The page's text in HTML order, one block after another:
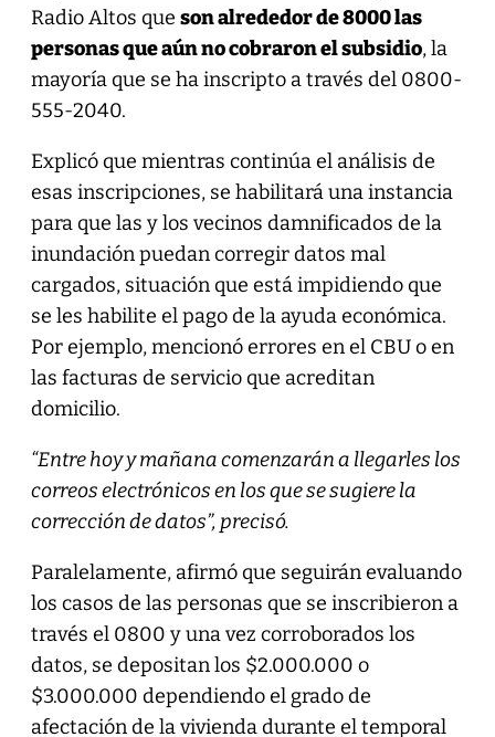
Radio Altos que son alrededor de 8000 las
personas que aún no cobraron el subsidio, la
mayoría que se ha inscripto a través del 0800-
555-2040.
Explicó que mientras continúa el análisis de
esas inscripciones, se habilitará una instancia
para que las y los vecinos damnificados de la
inundación puedan corregir datos mal
cargados, situación que está impidiendo que
se les habilite el pago de la ayuda económica.
Por ejemplo, mencionó errores en el CBU o en
las facturas de servicio que acreditan
domicilio.
“Entre hoy y mañana comenzarán a llegarles los
correos electrónicos en los que se sugiere la
corrección de datos”, precisó.
Paralelamente, afirmó que seguirán evaluando
los casos de las personas que se inscribieron a
través el 0800 y una vez corroborados los
datos, se depositan los $2.000.000 o
$3.000.000 dependiendo el grado de
afectación de la vivienda durante el temporal